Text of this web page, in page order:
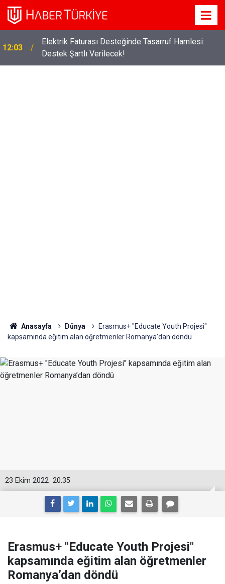
12:03
Elektrik Faturası Desteğinde Tasarruf Hamlesi:
Destek Şartlı Verilecek!
Anasayfa Dünya
Erasmus+ "Educate Youth Projesi"
kapsamında eğitim alan öğretmenler Romanya’dan döndü
20:35
23 Ekim 2022
Erasmus+ "Educate Youth Projesi"
kapsamında eğitim alan öğretmenler
Romanya’dan döndü